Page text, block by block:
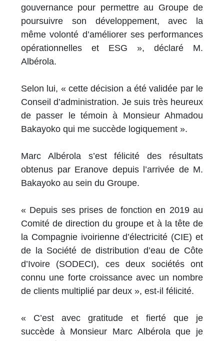
gouvernance pour permettre au Groupe de
poursuivre son développement, avec la
même volonté d’améliorer ses performances
opérationnelles et ESG », déclaré M.
Albérola.
Selon lui, « cette décision a été validée par le
Conseil d’administration. Je suis très heureux
de passer le témoin à Monsieur Ahmadou
Bakayoko qui me succède logiquement ».
Marc Albérola s’est félicité des résultats
obtenus par Eranove depuis l’arrivée de M.
Bakayoko au sein du Groupe.
« Depuis ses prises de fonction en 2019 au
Comité de direction du groupe et à la tête de
la Compagnie ivoirienne d’électricité (CIE) et
de la Société de distribution d’eau de Côte
d’Ivoire (SODECI), ces deux sociétés ont
connu une forte croissance avec un nombre
de clients multiplié par deux », est-il félicité.
« C’est avec gratitude et fierté que je
succède à Monsieur Marc Albérola que je